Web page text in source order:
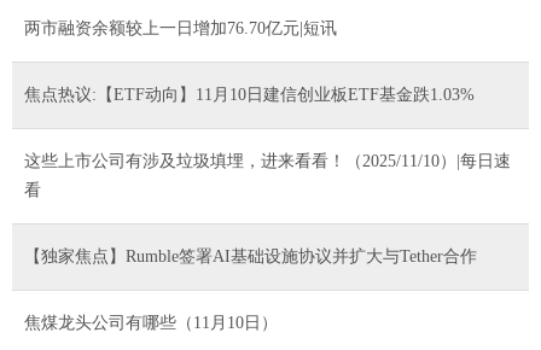
两市融资余额较上一日增加76.70亿元|短讯
焦点热议:【ETF动向】11月10日建信创业板ETF基金跌1.03%
这些上市公司有涉及垃圾填埋，进来看看！（2025/11/10）|每日速
看
【独家焦点】Rumble签署AI基础设施协议并扩大与Tether合作
焦煤龙头公司有哪些（11月10日）